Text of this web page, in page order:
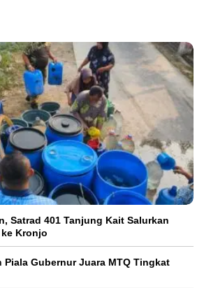
Satrad 401 Tanjung Kait Salurkan
Kronjo
Piala Gubernur Juara MTQ Tingkat